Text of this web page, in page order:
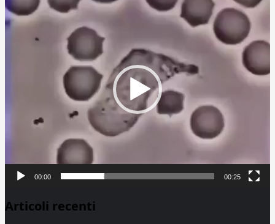
Player
00:00 00:25
Articoli recenti